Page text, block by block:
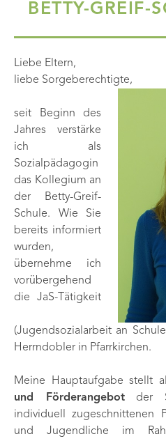
BETTY-GREIF-
Liebe Eltern,
liebe Sorgeberechtigte,
seit Beginn des
Jahres verstärke
ich als
Sozialpädagogin
das Kollegium an
der Betty-Greif-
Schule. Wie Sie
bereits informiert
wurden,
übernehme ich
vorübergehend
die JaS-Tätigkeit
(Jugendsozialarbeit an
Herrndobler in Pfarrkirchen.
Meine Hauptaufgabe stellt
und Förderangebotder
individuell zugeschnittenen
und Jugendliche im